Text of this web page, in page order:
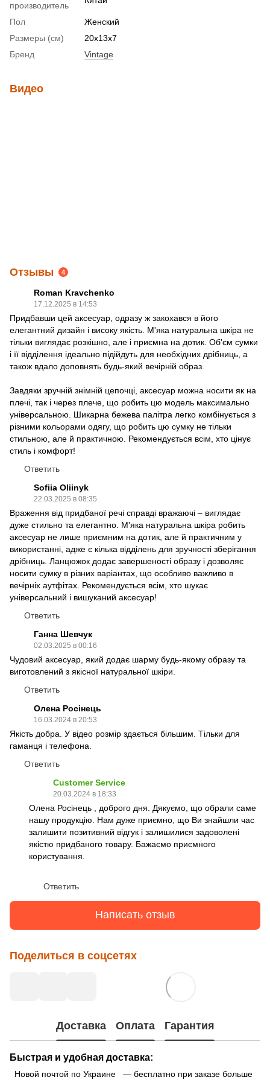
производитель
Пол
Женский
Размеры (см)
20х13х7
Бренд
Vintage
Видео
Отзывы 4
Roman Kravchenko
17.12.2025 в 14:53
Придбавши цей аксесуар, одразу ж закохався в його
елегантний дизайн і високу якість. М'яка натуральна шкіра не
тільки виглядає розкішно, але і приємна на дотик. Об'єм сумки
і її відділення ідеально підійдуть для необхідних дрібниць, а
також вдало доповнять будь-який вечірній образ.
Завдяки зручній знімній цепочці, аксесуар можна носити як на
плечі, так і через плече, що робить цю модель максимально
універсальною. Шикарна бежева палітра легко комбінується з
різними кольорами одягу, що робить цю сумку не тільки
стильною, але й практичною. Рекомендується всім, хто цінує
стиль і комфорт!
Ответить
Sofiia Oliinyk
22.03.2025 в 08:35
Враження від придбаної речі справді вражаючі – виглядає
дуже стильно та елегантно. М'яка натуральна шкіра робить
аксесуар не лише приємним на дотик, але й практичним у
використанні, адже є кілька відділень для зручності зберігання
дрібниць. Ланцюжок додає завершеності образу і дозволяє
носити сумку в різних варіантах, що особливо важливо в
вечірніх аутфітах. Рекомендується всім, хто шукає
універсальний і вишуканий аксесуар!
Ответить
Ганна Шевчук
02.03.2025 в 00:16
Чудовий аксесуар, який додає шарму будь-якому образу та
виготовлений з якісної натуральної шкіри.
Ответить
Олена Росінець
16.03.2024 в 20:53
Якість добра. У відео розмір здається більшим. Тільки для
гаманця і телефона.
Ответить
Customer Service
20.03.2024 в 18:33
Олена Росінець , доброго дня. Дякуємо, що обрали саме
нашу продукцію. Нам дуже приємно, що Ви знайшли час
залишити позитивний відгук і залишилися задоволені
якістю придбаного товару. Бажаємо приємного
користування.
Ответить
Написать отзыв
Поделиться в соцсетях
Доставка Оплата Гарантия
Быстрая и удобная доставка:
Новой почтой по Украине — бесплатно при заказе больше